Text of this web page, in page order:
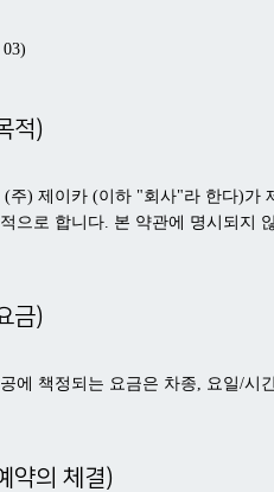
적)
(주) 제이카 (이하 "회사"라 한다)가
으로 합니다. 본 약관에 명시되지
금)
에 책정되는 요금은 차종, 요일/시
약의 체결)